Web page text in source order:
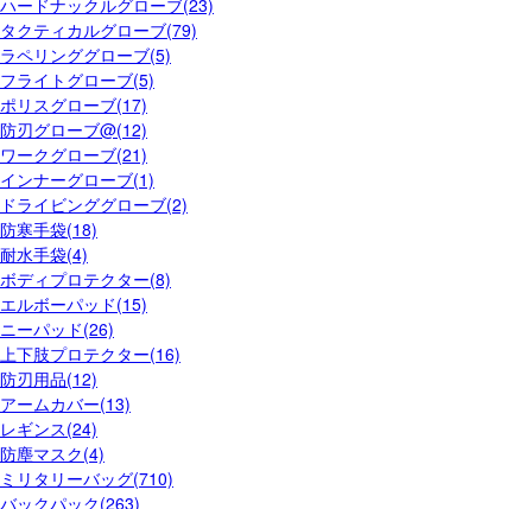
タクティカルグローブ(79)
ラペリンググローブ(5)
フライトグローブ(5)
ポリスグローブ(17)
防刃グローブ@(12)
ワークグローブ(21)
インナーグローブ(1)
ドライビンググローブ(2)
防寒手袋(18)
耐水手袋(4)
ボディプロテクター(8)
エルボーパッド(15)
ニーパッド(26)
上下肢プロテクター(16)
防刃用品(12)
アームカバー(13)
レギンス(24)
防塵マスク(4)
ミリタリーバッグ(710)
バックパック(263)